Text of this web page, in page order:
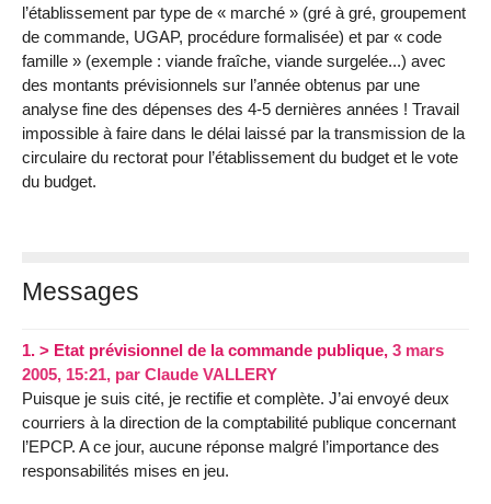
l’établissement par type de « marché » (gré à gré, groupement
de commande, UGAP, procédure formalisée) et par « code
famille » (exemple : viande fraîche, viande surgelée...) avec
des montants prévisionnels sur l’année obtenus par une
analyse fine des dépenses des 4-5 dernières années ! Travail
impossible à faire dans le délai laissé par la transmission de la
circulaire du rectorat pour l’établissement du budget et le vote
du budget.
Messages
1. > Etat prévisionnel de la commande publique, 3 mars
2005, 15:21, par Claude VALLERY
Puisque je suis cité, je rectifie et complète. J’ai envoyé deux
courriers à la direction de la comptabilité publique concernant
l’EPCP. A ce jour, aucune réponse malgré l’importance des
responsabilités mises en jeu.